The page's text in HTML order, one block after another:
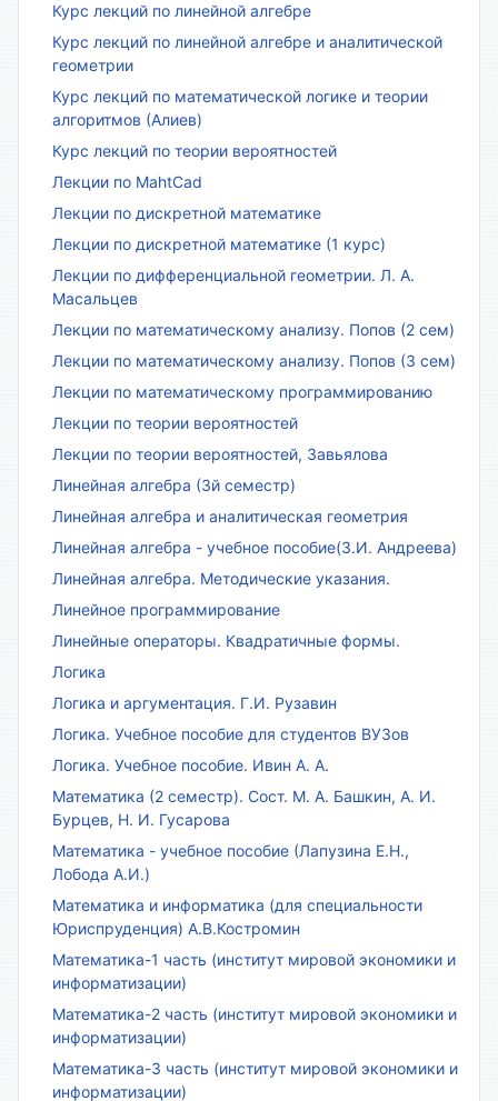
Курс лекций по линейной алгебре
Курс лекций по линейной алгебре и аналитической
геометрии
Курс лекций по математической логике и теории
алгоритмов (Алиев)
Курс лекций по теории вероятностей
Лекции по MahtCad
Лекции по дискретной математике
Лекции по дискретной математике (1 курс)
Лекции по дифференциальной геометрии. Л. А.
Масальцев
Лекции по математическому анализу. Попов (2 сем)
Лекции по математическому анализу. Попов (3 сем)
Лекции по математическому программированию
Лекции по теории вероятностей
Лекции по теории вероятностей, Завьялова
Линейная алгебра (3й семестр)
Линейная алгебра и аналитическая геометрия
Линейная алгебра - учебное пособие(З.И. Андреева)
Линейная алгебра. Методические указания.
Линейное программирование
Линейные операторы. Квадратичные формы.
Логика
Логика и аргументация. Г.И. Рузавин
Логика. Учебное пособие для студентов ВУЗов
Логика. Учебное пособие. Ивин А. А.
Математика (2 семестр). Сост. М. А. Башкин, А. И.
Бурцев, Н. И. Гусарова
Математика - учебное пособие (Лапузина Е.Н.,
Лобода А.И.)
Математика и информатика (для специальности
Юриспруденция) А.В.Костромин
Математика-1 часть (институт мировой экономики и
информатизации)
Математика-2 часть (институт мировой экономики и
информатизации)
Математика-3 часть (институт мировой экономики и
информатизации)